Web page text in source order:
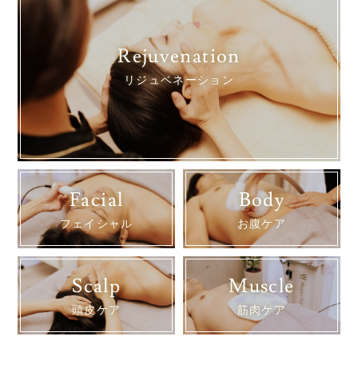
Rejuvenation
リジュベネーション
Facial
フェイシャル
Body
お腹ケア
Scalp
頭皮ケア
Muscle
筋肉ケア